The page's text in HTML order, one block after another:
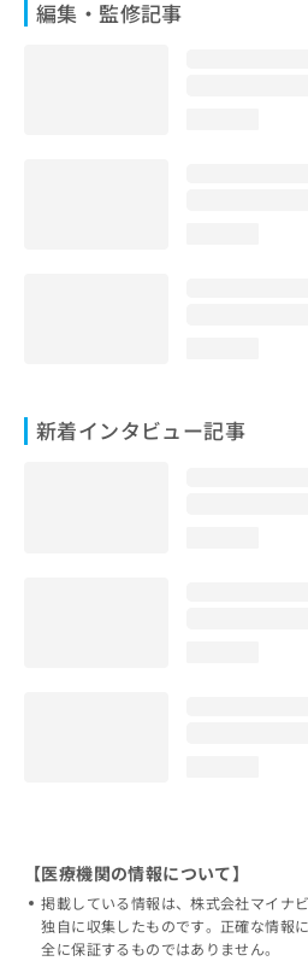
編集・監修記事
新着インタビュー記事
【医療機関の情報について】
掲載している情報は、株式会社マイナ
独自に収集したものです。正確な情報
全に保証するものではありません。